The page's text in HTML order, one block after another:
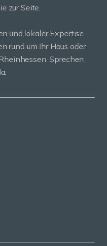
zur Seite.
und lokaler Expertise
rund um Ihr Haus oder
Sprechen